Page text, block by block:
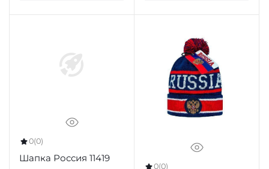
0(0)
Шапка Россия 11419
0(0)